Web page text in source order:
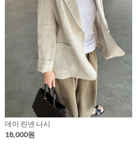
데이 린넨 나시
18,000원